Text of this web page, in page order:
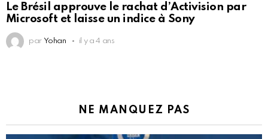
Le Brésil approuve le rachat d’Activision par
Microsoft et laisse un indice à Sony
par Yohan il y a 4 ans
NE MANQUEZ PAS